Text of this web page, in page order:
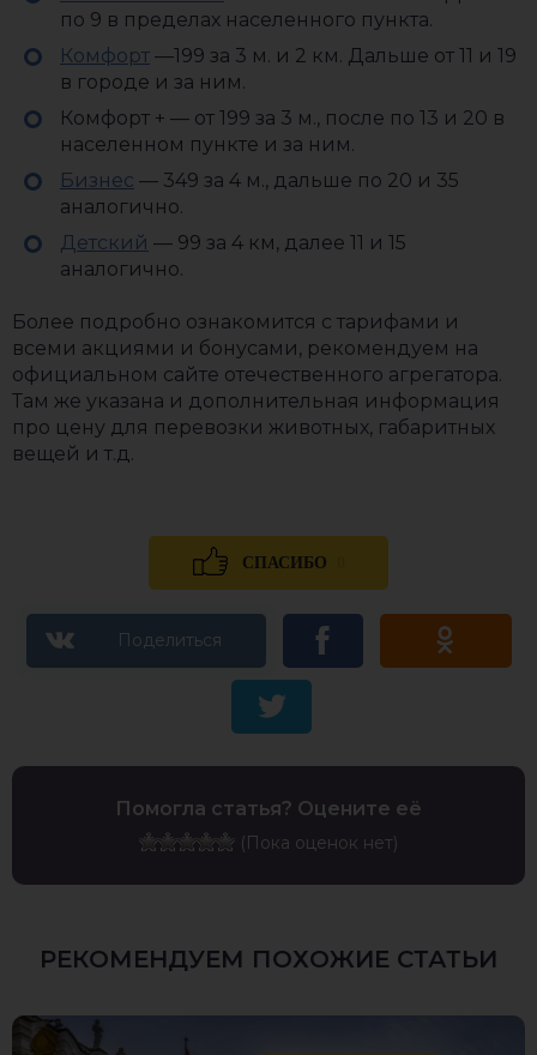
по 9 в пределах населенного пункта.
Комфорт —199 за 3 м. и 2 км. Дальше от 11 и 19
в городе и за ним.
Комфорт + — от 199 за 3 м., после по 13 и 20 в
населенном пункте и за ним.
Бизнес — 349 за 4 м., дальше по 20 и 35
аналогично.
Детский — 99 за 4 км, далее 11 и 15
аналогично.
Более подробно ознакомится с тарифами и
всеми акциями и бонусами, рекомендуем на
официальном сайте отечественного агрегатора.
Там же указана и дополнительная информация
про цену для перевозки животных, габаритных
вещей и т.д.
СПАСИБО
Помогла статья? Оцените её
(Пока оценок нет)
РЕКОМЕНДУЕМ ПОХОЖИЕ СТАТЬИ